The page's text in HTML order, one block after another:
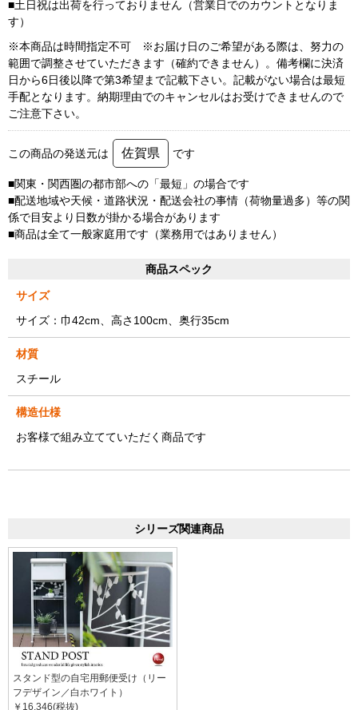
■土日祝は出荷を行っておりません（営業日でのカウントとなりま
す）
※本商品は時間指定不可 ※お届け日のご希望がある際は、努力の
範囲で調整させていただきます（確約できません）。備考欄に決済
日から6日後以降で第3希望まで記載下さい。記載がない場合は最短
手配となります。納期理由でのキャンセルはお受けできませんので
ご注意下さい。
この商品の発送元は 佐賀県 です
■関東・関西圏の都市部への「最短」の場合です
■配送地域や天候・道路状況・配送会社の事情（荷物量過多）等の関
係で目安より日数が掛かる場合があります
■商品は全て一般家庭用です（業務用ではありません）
商品スペック
サイズ
サイズ：巾42cm、高さ100cm、奥行35cm
材質
スチール
構造仕様
お客様で組み立てていただく商品です
シリーズ関連商品
スタンド型の自宅用郵便受け（リー
フデザイン／白ホワイト）
￥16,346(税抜)